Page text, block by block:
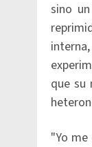
sino
que su
"Yo